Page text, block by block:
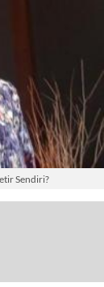
Sendiri?